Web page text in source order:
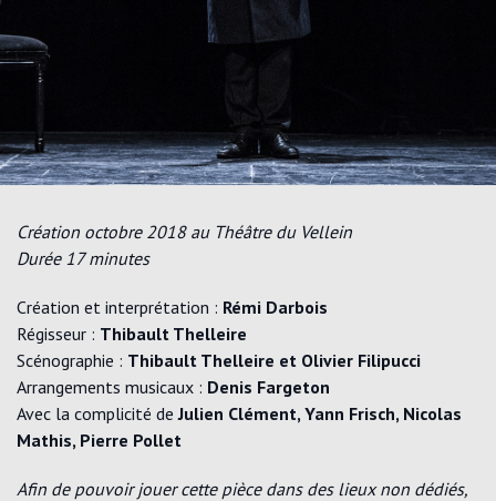
Création octobre 2018 au Théâtre du Vellein
Durée 17 minutes
Création et interprétation : Rémi Darbois
Régisseur : Thibault Thelleire
Scénographie : Thibault Thelleire et Olivier Filipucci
Arrangements musicaux : Denis Fargeton
Avec la complicité deJulien Clément, Yann Frisch, Nicolas
Mathis, Pierre Pollet
Afin de pouvoir jouer cette pièce dans des lieux non dédiés,